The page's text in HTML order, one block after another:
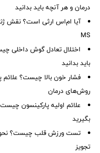
درمان و هر آنچه باید بدانید
آیا ام‌اس ارثی است؟ نقش
MS
اختلال تعادل گوش داخلی
باید بدانید
فشار خون بالا چیست؟ علائم
روش‌های درمان
بگیرید
تست ورزش قلب چیست؟ نحوه
تجویز